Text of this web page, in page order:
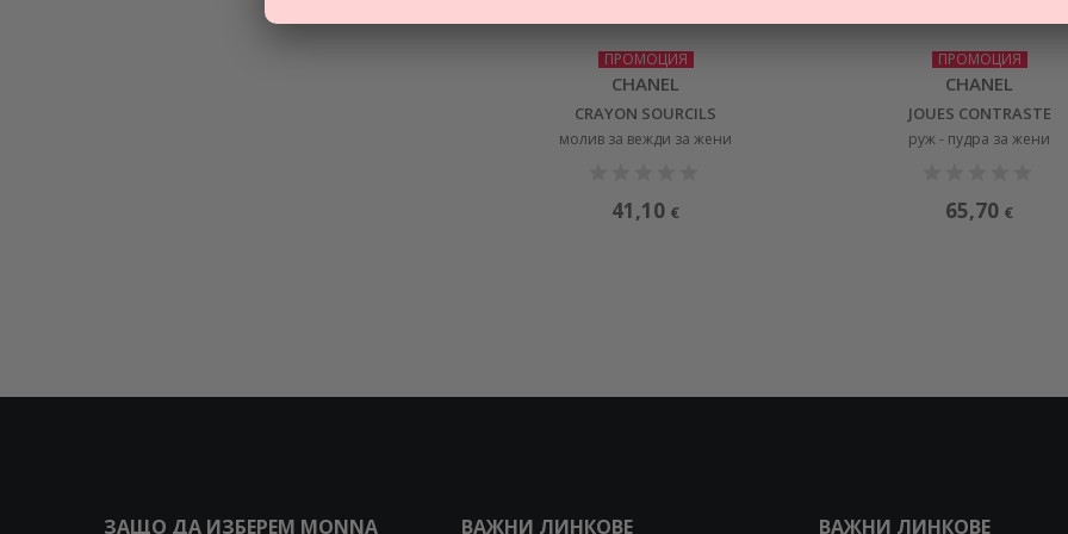
ПРОМОЦИЯ
CHANEL
CRAYON SOURCILS
молив за вежди за жени
41,10 €
ПРОМОЦИЯ
CHANEL
JOUES CONTRASTE
руж - пудра за жени
65,70 €
ЗАЩО ДА ИЗБЕРЕМ MONNA ВАЖНИ ЛИНКОВЕ ВАЖНИ ЛИНКОВЕ